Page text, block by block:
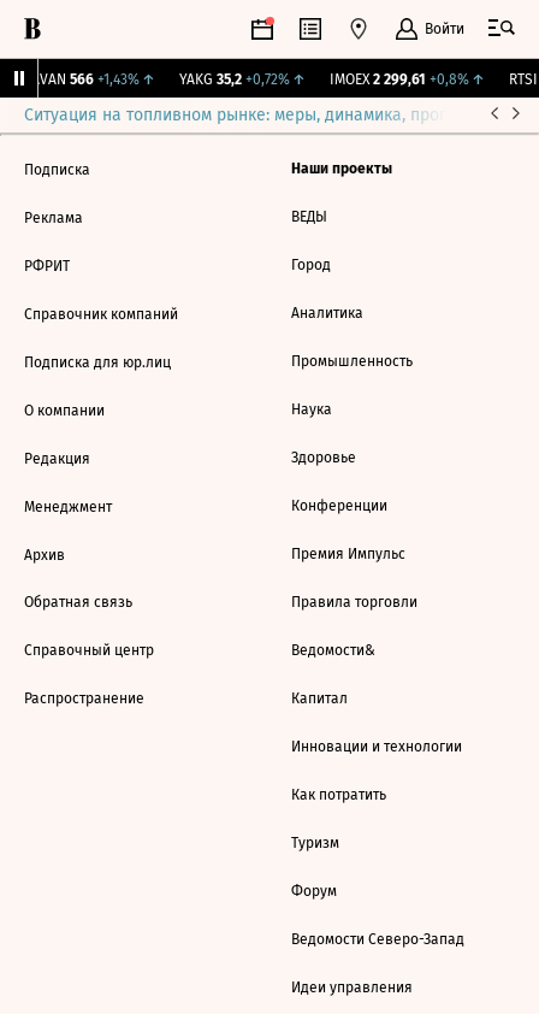
Войти
AVAN 566 +1,43%↑ YAKG 35,2 +0,72%↑ IMOEX 2 299,61 +0,8%↑ RTSI
Ситуация на топливном рынке: меры, динамика, прогнозы
Подписка
Реклама
РФРИТ
Справочник компаний
Подписка для юр.лиц
О компании
Редакция
Менеджмент
Архив
Обратная связь
Справочный центр
Распространение
Наши проекты
ВЕДЫ
Город
Аналитика
Промышленность
Наука
Здоровье
Конференции
Премия Импульс
Правила торговли
Ведомости&
Капитал
Инновации и технологии
Как потратить
Туризм
Форум
Ведомости Северо-Запад
Идеи управления